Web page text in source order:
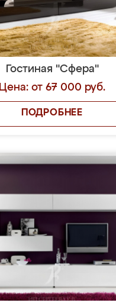
Гостиная "Сфера"
Цена: от 67 000 руб.
ПОДРОБНЕЕ